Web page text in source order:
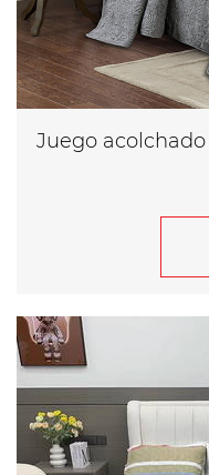
Juego